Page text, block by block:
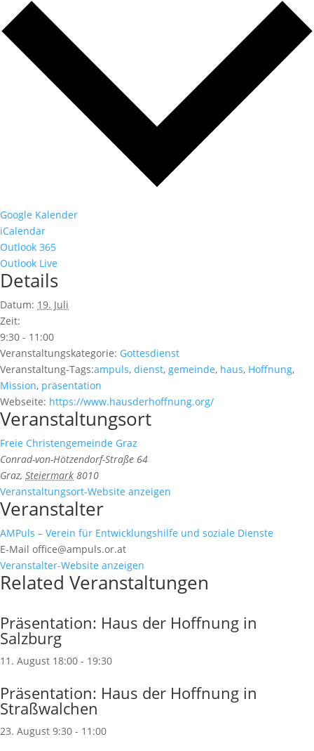
Google Kalender
iCalendar
Outlook 365
Outlook Live
Details
Datum: 19. Juli
Zeit:
9:30 - 11:00
Veranstaltungskategorie: Gottesdienst
Veranstaltung-Tags:ampuls, dienst, gemeinde, haus, Hoffnung,
Mission, präsentation
Webseite: https://www.hausderhoffnung.org/
Veranstaltungsort
Freie Christengemeinde Graz
Conrad-von-Hötzendorf-Straße 64
Graz, Steiermark 8010
Veranstaltungsort-Website anzeigen
Veranstalter
AMPuls – Verein für Entwicklungshilfe und soziale Dienste
E-Mail office@ampuls.or.at
Veranstalter-Website anzeigen
Related Veranstaltungen
Präsentation: Haus der Hoffnung in
Salzburg
11. August 18:00 - 19:30
Präsentation: Haus der Hoffnung in
Straßwalchen
23. August 9:30 - 11:00